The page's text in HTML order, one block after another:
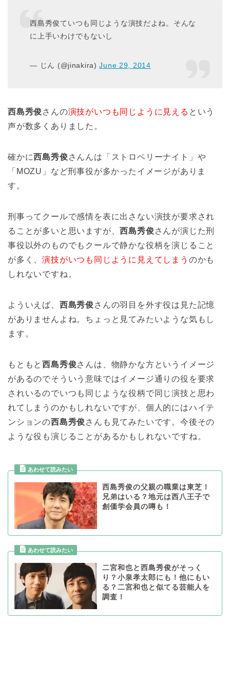
西島秀俊ていつも同じような演技だよね。そんな
に上手いわけでもないし
— じん (@jinakira)June 29, 2014
西島秀俊 さんの演技がいつも同じように見える という
声が数多くありました。
確かに西島秀俊 さんんは「ストロベリーナイト」や
「MOZU」など刑事役が多かったイメージがありま
す。
刑事ってクールで感情を表に出さない演技が要求され
ることが多いと思いますが、西島秀俊 さんが演じた刑
事役以外のものでもクールで静かな役柄を演じること
が多く、演技がいつも同じように見えてしまう のかも
しれないですね。
よういえば、 西島秀俊 さんの羽目を外す役は見た記憶
がありませんよね。ちょっと見てみたいような気もし
ます。
もともと西島秀俊さんは、物静かな方というイメージ
があるのでそういう意味ではイメージ通りの役を要求
されいるのでいつも同じような役柄で同じ演技と思わ
れてしまうのかもしれないですが、個人的にはハイテ
ンションの西島秀俊 さんも見てみたいです。今後その
ような役も演じることがあるかもしれないですね。
西島秀俊の父親の職業は東芝！
兄弟はいる？地元は西八王子で
創価学会員の噂も！
二宮和也と西島秀俊がそっく
り？小泉孝太郎にも！他にもい
る？二宮和也と似てる芸能人を
調査！